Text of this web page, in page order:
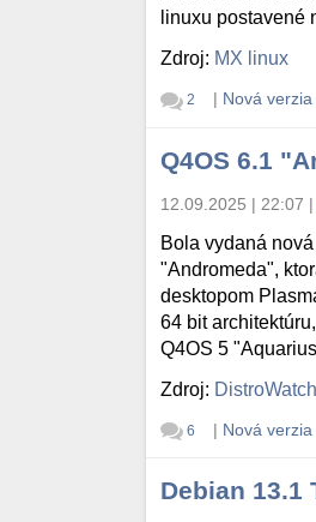
linuxu postavené
Zdroj: MX linux
2 | Nová verzia
Q4OS 6.1
12.09.2025 | 22:07 |
Bola vydaná
"Andromeda",
desktopom
64 bit
Q4OS 5
Zdroj:
6 | Nová verzia
Debian 13.1